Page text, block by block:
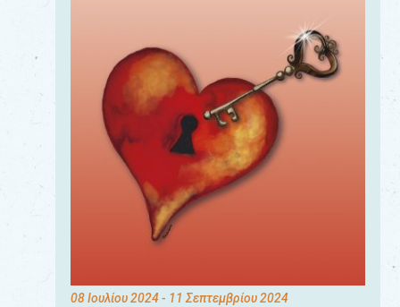
08 Ιουλίου 2024- 11 Σεπτεμβρίου 2024